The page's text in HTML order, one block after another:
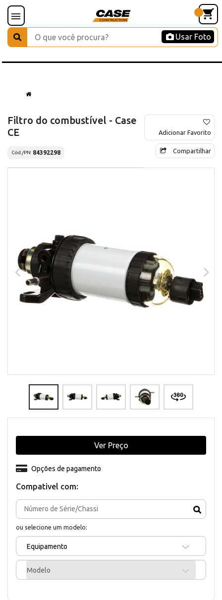
Usar Foto
Filtro do combustível - Case
CE
Cód./PN 84392298
Adicionar Favorito
Compartilhar
Compativel com:
ou selecione um modelo:
Equipamento
Modelo
Opções de pagamento
Ver Preço